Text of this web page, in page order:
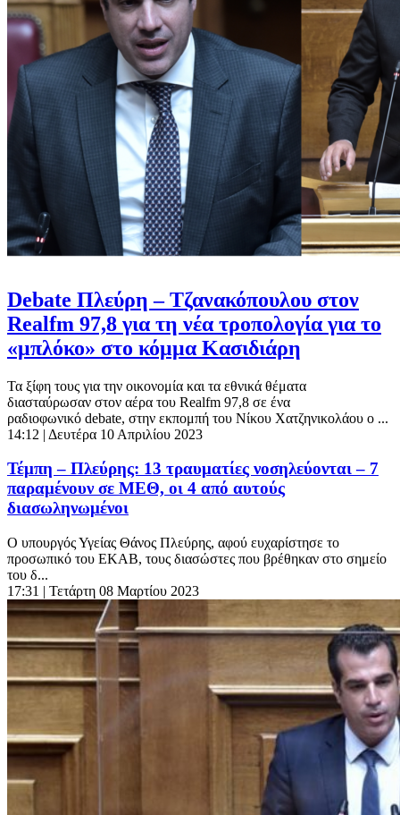
Debate Πλεύρη – Τζανακόπουλου στον
Realfm 97,8 για τη νέα τροπολογία για το
«μπλόκο» στο κόμμα Κασιδιάρη
Τα ξίφη τους για την οικονομία και τα εθνικά θέματα
διασταύρωσαν στον αέρα του Realfm 97,8 σε ένα
ραδιοφωνικό debate, στην εκπομπή του Νίκου Χατζηνικολάου ο ...
14:12 | Δευτέρα 10 Απριλίου 2023
Τέμπη – Πλεύρης: 13 τραυματίες νοσηλεύονται – 7
παραμένουν σε ΜΕΘ, οι 4 από αυτούς
διασωληνωμένοι
Ο υπουργός Υγείας Θάνος Πλεύρης, αφού ευχαρίστησε το
προσωπικό του ΕΚΑΒ, τους διασώστες που βρέθηκαν στο σημείο
του δ...
17:31 | Τετάρτη 08 Μαρτίου 2023